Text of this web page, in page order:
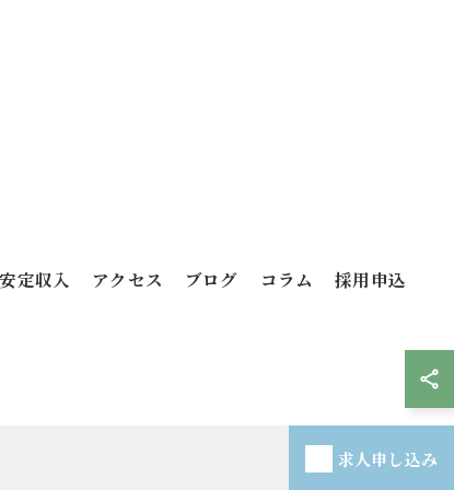
求人申し込み
安定収入 アクセス ブログ コラム
採用申込